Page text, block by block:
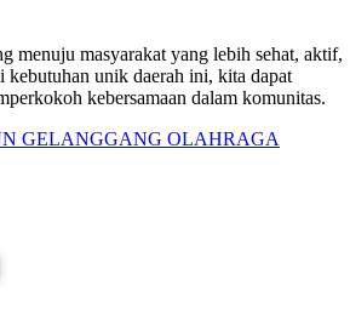
menuju masyarakat yang lebih sehat, aktif,
kebutuhan unik daerah ini, kita dapat
kebersamaan dalam komunitas.
GELANGGANG OLAHRAGA